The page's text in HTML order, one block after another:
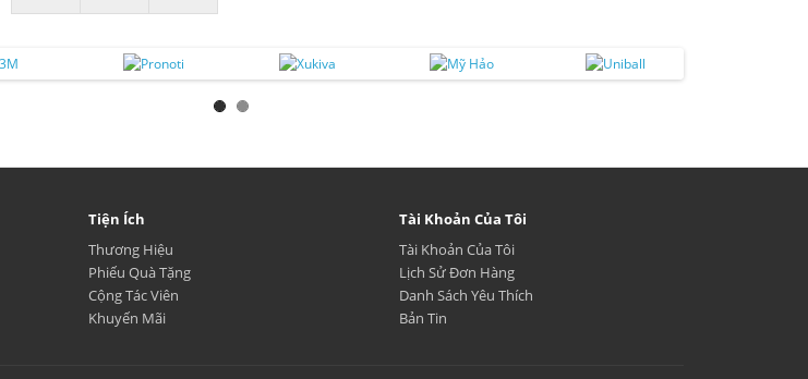
Tiện Ích
Thương Hiệu
Phiếu Quà Tặng
Cộng Tác Viên
Khuyến Mãi
Tài Khoản Của Tôi
Tài Khoản Của Tôi
Lịch Sử Đơn Hàng
Danh Sách Yêu Thích
Bản Tin